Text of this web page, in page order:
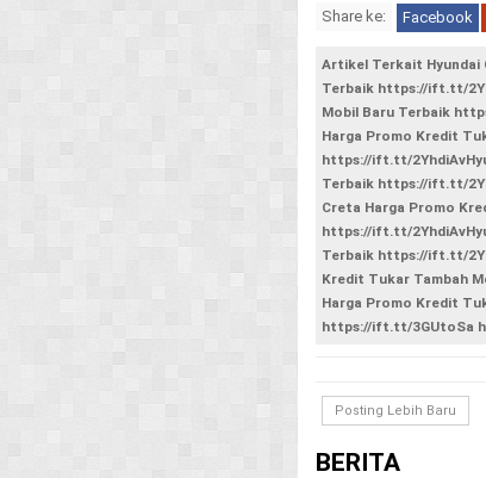
Share ke: Facebook
Artikel Terkait Hyundai
Terbaik https://ift.tt/
Mobil Baru Terbaik
Harga Promo Kredit
https://ift.tt/
Terbaik https://ift.tt/
Creta Harga Promo
https://ift.tt/
Terbaik https://ift.tt/
Kredit Tukar Tambah
Harga Promo Kredit
https://ift.tt/3GUtoSa
Posting Lebih Baru
BERITA